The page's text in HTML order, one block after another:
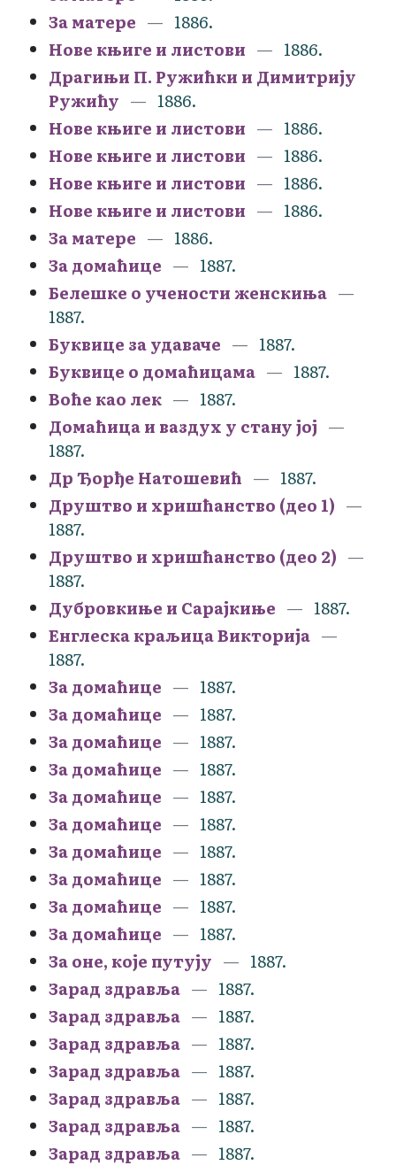
За матере
1886.
Нове књиге и листови
1886.
Драгињи П. Ружићки и Димитрију
Ружићу
1886.
Нове књиге и листови
1886.
Нове књиге и листови
1886.
Нове књиге и листови
1886.
Нове књиге и листови
1886.
За матере
1886.
За домаћице
1887.
Белешке о учености женскиња
1887.
Буквице за удаваче
1887.
Буквице о домаћицама
1887.
Воће као лек
1887.
Домаћица и ваздух у стану јој
1887.
Др Ђорђе Натошевић
1887.
Друштво и хришћанство (део 1)
1887.
Друштво и хришћанство (део 2)
1887.
Дубровкиње и Сарајкиње
1887.
Енглеска краљица Викторија
1887.
За домаћице
1887.
За домаћице
1887.
За домаћице
1887.
За домаћице
1887.
За домаћице
1887.
За домаћице
1887.
За домаћице
1887.
За домаћице
1887.
За домаћице
1887.
За домаћице
1887.
За оне, које путују
1887.
Зарад здравља
1887.
Зарад здравља
1887.
Зарад здравља
1887.
Зарад здравља
1887.
Зарад здравља
1887.
Зарад здравља
1887.
Зарад здравља
1887.